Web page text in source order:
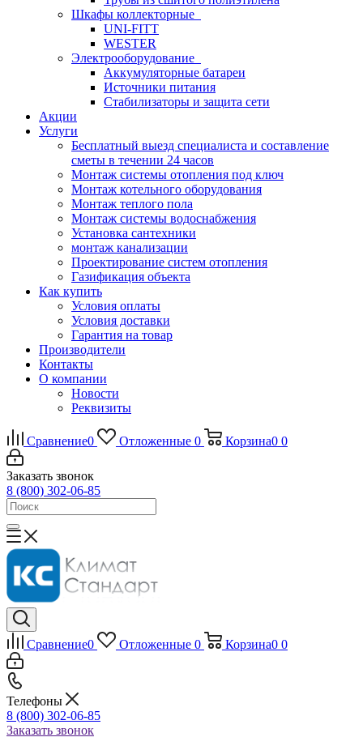
Шкафы коллекторные
UNI-FITT
WESTER
Электрооборудование
Аккумуляторные батареи
Источники питания
Стабилизаторы и защита сети
Акции
Услуги
Бесплатный выезд специалиста и составление
сметы в течении 24 часов
Монтаж системы отопления под ключ
Монтаж котельного оборудования
Монтаж теплого пола
Монтаж системы водоснабжения
Установка сантехники
монтаж канализации
Проектирование систем отопления
Газификация объекта
Как купить
Условия оплаты
Условия доставки
Гарантия на товар
Производители
Контакты
О компании
Новости
Реквизиты
Сравнение0 Отложенные 0 Корзина0 0
Заказать звонок
8 (800) 302-06-85
Сравнение0 Отложенные 0 Корзина0 0
Телефоны
8 (800) 302-06-85
Заказать звонок